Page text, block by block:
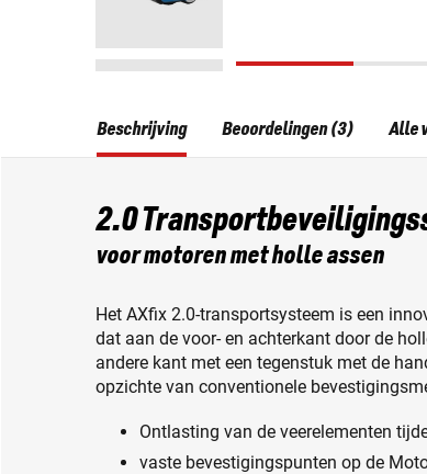
Beschrijving
2.0
voor motoren met holle assen
Het AXfix 2.0-transportsysteem is een
dat aan de voor- en achterkant door de
andere kant met een tegenstuk met de
opzichte van conventionele
Ontlasting van de veerelementen
vaste bevestigingspunten op de
Beoordelingen (3) Alle